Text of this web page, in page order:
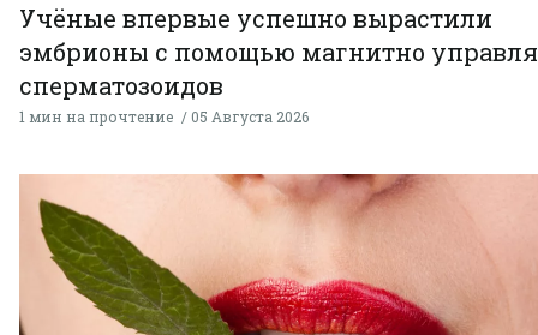
Учёные впервые успешно вырастили
эмбрионы с помощью магнитно
сперматозоидов
1 мин на прочтение 05 Августа 2026